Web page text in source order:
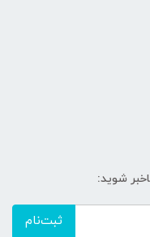
شوید:
ثبت‌نام